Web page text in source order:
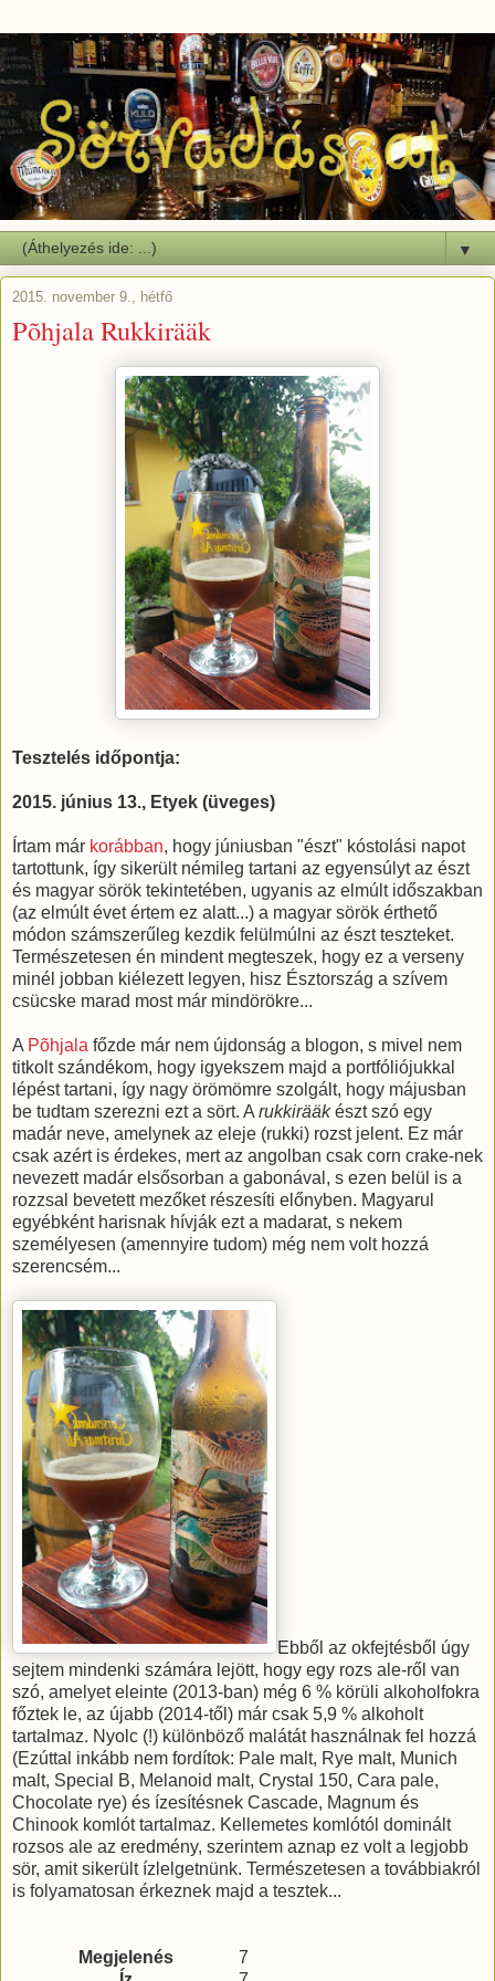
▼
2015. november 9., hétfő
Põhjala Rukkirääk
Tesztelés időpontja:
2015. június 13., Etyek (üveges)
Írtam már korábban, hogy júniusban "észt" kóstolási napot
tartottunk, így sikerült némileg tartani az egyensúlyt az észt
és magyar sörök tekintetében, ugyanis az elmúlt időszakban
(az elmúlt évet értem ez alatt...) a magyar sörök érthető
módon számszerűleg kezdik felülmúlni az észt teszteket.
Természetesen én mindent megteszek, hogy ez a verseny
minél jobban kiélezett legyen, hisz Észtország a szívem
csücske marad most már mindörökre...
A Põhjala főzde már nem újdonság a blogon, s mivel nem
titkolt szándékom, hogy igyekszem majd a portfóliójukkal
lépést tartani, így nagy örömömre szolgált, hogy májusban
be tudtam szerezni ezt a sört. A rukkirääkészt szó egy
madár neve, amelynek az eleje (rukki) rozst jelent. Ez már
csak azért is érdekes, mert az angolban csak corn crake-nek
nevezett madár elsősorban a gabonával, s ezen belül is a
rozzsal bevetett mezőket részesíti előnyben. Magyarul
egyébként harisnak hívják ezt a madarat, s nekem
személyesen (amennyire tudom) még nem volt hozzá
szerencsém...
Ebből az okfejtésből úgy
sejtem mindenki számára lejött, hogy egy rozs ale-ről van
szó, amelyet eleinte (2013-ban) még 6 % körüli alkoholfokra
főztek le, az újabb (2014-től) már csak 5,9 % alkoholt
tartalmaz. Nyolc (!) különböző malátát használnak fel hozzá
(Ezúttal inkább nem fordítok: Pale malt, Rye malt, Munich
malt, Special B, Melanoid malt, Crystal 150, Cara pale,
Chocolate rye) és ízesítésnek Cascade, Magnum és
Chinook komlót tartalmaz. Kellemetes komlótól dominált
rozsos ale az eredmény, szerintem aznap ez volt a legjobb
sör, amit sikerült ízlelgetnünk. Természetesen a továbbiakról
is folyamatosan érkeznek majd a tesztek...
Megjelenés
7